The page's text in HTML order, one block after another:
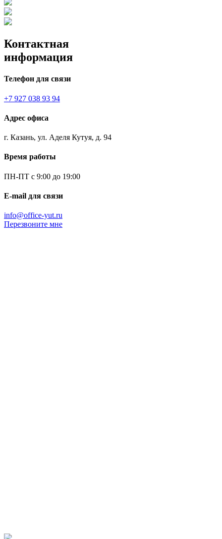
Контактная
информация
Телефон для связи
+7 927 038 93 94
Адрес офиса
г. Казань, ул. Аделя Кутуя, д. 94
Время работы
ПН-ПТ с 9:00 до 19:00
E-mail для связи
info@office-yut.ru
Перезвоните мне